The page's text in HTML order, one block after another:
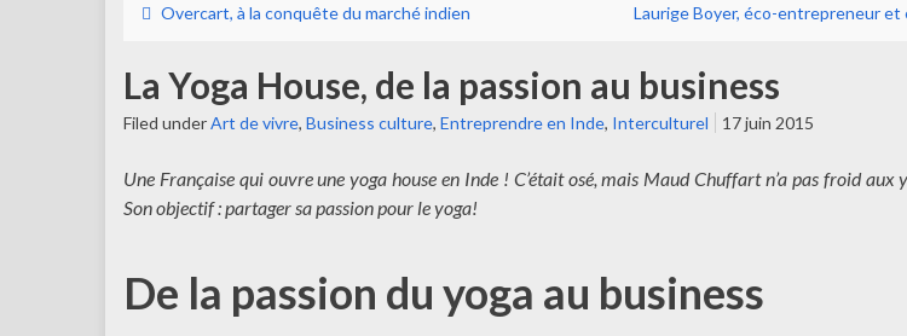
Overcart, à la conquête du marché indien Laurige Boyer, éco-entrepreneur
La Yoga House, de la passion au business
Filed underArt de vivre, Business culture, Entreprendre en Inde, Interculturel 17 juin 2015
Une Française qui ouvre une yoga house en Inde ! C’était osé, mais Maud Chuffart n’a pas froid aux
Son objectif : partager sa passion pour le yoga!
De la passion du yoga au business